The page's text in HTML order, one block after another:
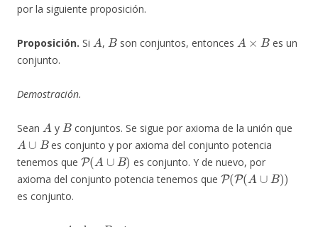
por la siguiente proposición.
Proposición. Si
A
,
B
son conjuntos, entonces
A
es un
conjunto.
Demostración.
Sean
A
y
B
conjuntos. Se sigue por axioma de la unión que
A∪B
es conjunto y por axioma del conjunto potencia
tenemos que
P(A∪ B )
es conjunto. Y de nuevo, por
axioma del conjunto potencia tenemos que
P(P(A∪B )
es conjunto.
b B